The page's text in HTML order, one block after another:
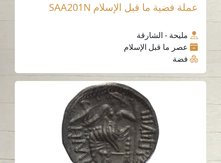
عملة فضية ما قبل الإسلام SAA201N
مليحة - الشارقة
عصر ما قبل الإسلام
فضة